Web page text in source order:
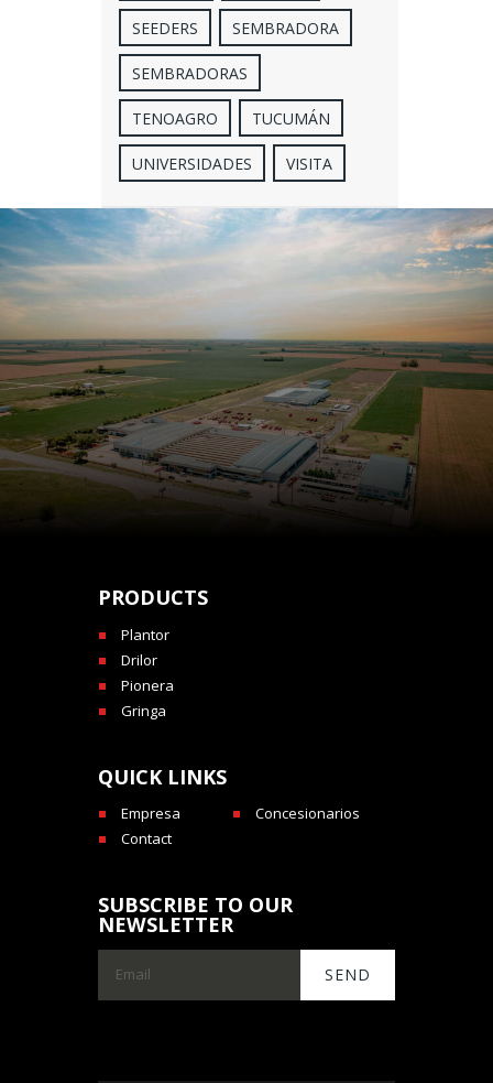
SEEDERS SEMBRADORA
SEMBRADORAS
TENOAGRO TUCUMÁN
UNIVERSIDADES VISITA
PRODUCTS
Plantor
Drilor
Pionera
Gringa
QUICK LINKS
Empresa
Concesionarios
Contact
SUBSCRIBE TO OUR
NEWSLETTER